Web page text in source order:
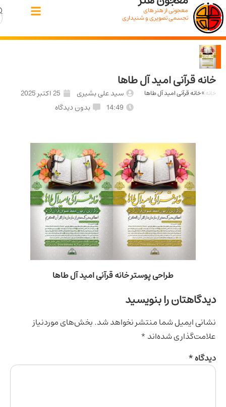
معجونی از هنر های
تجسمی تصویری و شنیداری
قرآنی امید آل طاها
خانه قرآنی امید آل طاها سید علی بشیری
25 اکتبر 2025
14:49
بدون دیدگاه
طراحی پوستر خانه قرآنی امید آل طاها
را بنویسید
ایمیل شما منتشر نخواهد شد.بخش‌های موردنیاز
شده‌اند*
*